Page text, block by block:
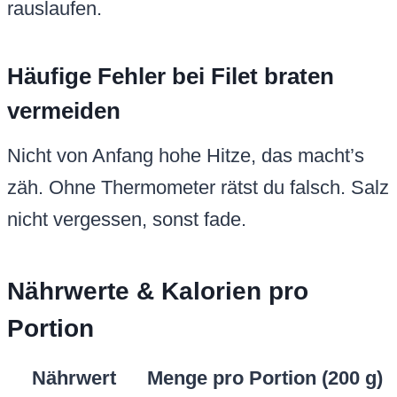
rauslaufen.
Häufige Fehler bei Filet braten
vermeiden
Nicht von Anfang hohe Hitze, das macht’s
zäh. Ohne Thermometer rätst du falsch. Salz
nicht vergessen, sonst fade.
Nährwerte & Kalorien pro
Portion
Nährwert Menge pro Portion (200 g)